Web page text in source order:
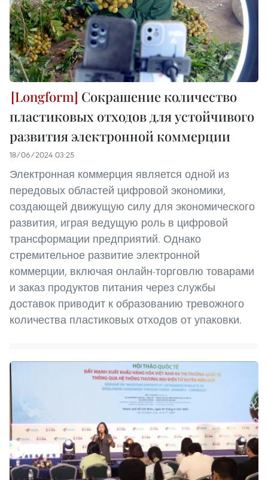
Сокрашение количество
пластиковых отходов для устойчивого
развития электронной коммерции
18/06/2024 03:25
Электронная коммерция является одной из
передовых областей цифровой экономики,
создающей движущую силу для экономического
развития, играя ведущую роль в цифровой
трансформации предприятий. Однако
стремительное развитие электронной
коммерции, включая онлайн-торговлю товарами
и заказ продуктов питания через службы
доставок приводит к образованию тревожного
количества пластиковых отходов от упаковки.